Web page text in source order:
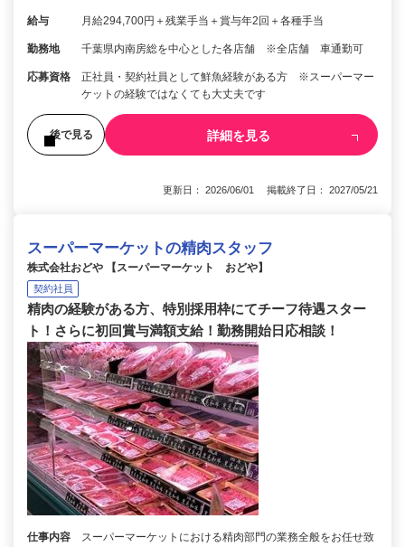
給与 月給294,700円＋残業手当＋賞与年2回＋各種手当
勤務地 千葉県内南房総を中心とした各店舗 ※全店舗 車通勤可
応募資格
正社員・契約社員として鮮魚経験がある方 ※スーパーマー
ケットの経験ではなくても大丈夫です
後で見る 詳細を見る
更新日： 2026/06/01 掲載終了日： 2027/05/21
スーパーマーケットの精肉スタッフ
株式会社おどや 【スーパーマーケット おどや】
契約社員
精肉の経験がある方、特別採用枠にてチーフ待遇スター
ト！さらに初回賞与満額支給！勤務開始日応相談！
仕事内容
スーパーマーケットにおける精肉部門の業務全般をお任せ致